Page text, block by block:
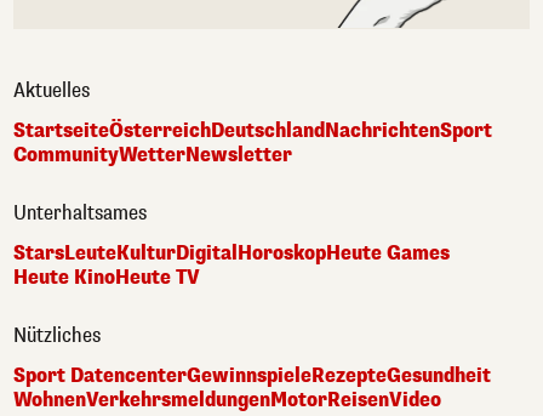
Aktuelles
StartseiteÖsterreichDeutschlandNachrichtenSport
CommunityWetterNewsletter
Unterhaltsames
StarsLeuteKulturDigital HoroskopHeute Games
Heute KinoHeute TV
Nützliches
Sport DatencenterGewinnspieleRezepteGesundheit
WohnenVerkehrsmeldungenMotorReisenVideo